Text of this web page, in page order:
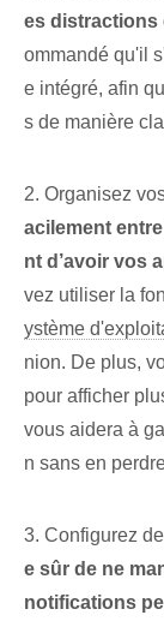
es distractions
ommandé qu'il
e intégré, afin
s de manière
2. Organisez
acilement
nt d’avoir vos
vez utiliser la
ystème
nion. De plus,
pour afficher
vous aidera à
n sans en
3. Configurez
e sûr de ne
notifications